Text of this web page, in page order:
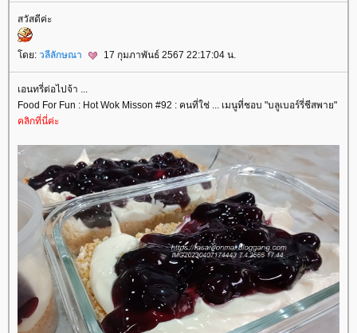
สวัสดีค่ะ
ดย: วลีลักษณา 17 กุมภาพันธ์ 2567 22:17:04 น.
เอนทรี่ต่อไปจ้า ...
Food For Fun : Hot Wok Misson #92 : คนที่ใช่ ... เมนูที่ชอบ "บลูเบอร์รี่ชีสพาย"
คลิกที่นี่ค่ะ